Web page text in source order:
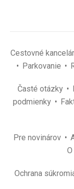
Cestovné
Parkovanie
Časté otázky
podmienky
Pre novinárov
Ochrana